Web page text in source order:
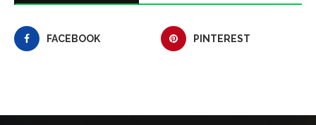
FACEBOOK PINTEREST